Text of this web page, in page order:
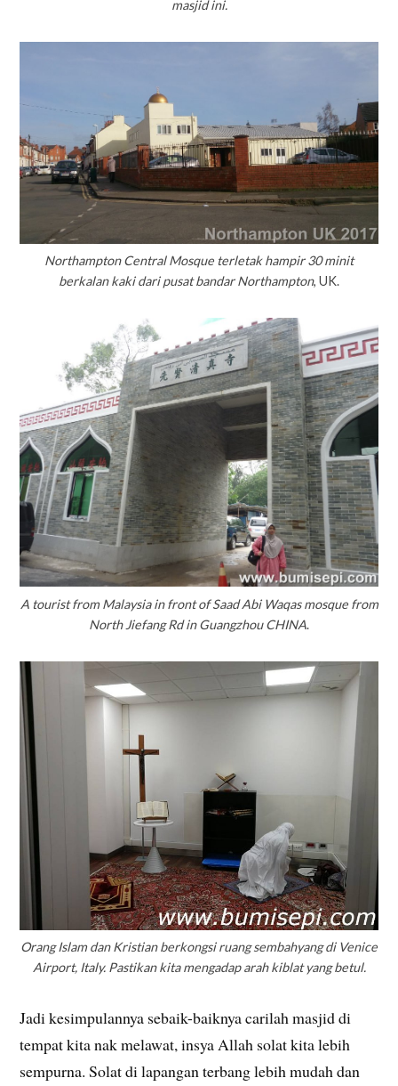
masjid ini.
Northampton Central Mosque terletak hampir 30 minit
berkalan kaki dari pusat bandar Northampton, UK.
A tourist from Malaysia in front of Saad Abi Waqas mosque from
North Jiefang Rd in Guangzhou CHINA.
Orang Islam dan Kristian berkongsi ruang sembahyang di Venice
Airport, Italy. Pastikan kita mengadap arah kiblat yang betul.
Jadi kesimpulannya sebaik-baiknya carilah masjid di
tempat kita nak melawat, insya Allah solat kita lebih
sempurna. Solat di lapangan terbang lebih mudah dan